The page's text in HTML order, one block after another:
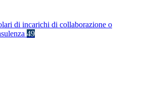
di incarichi di collaborazione o
49